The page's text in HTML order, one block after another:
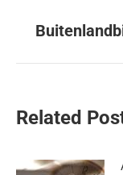
Related